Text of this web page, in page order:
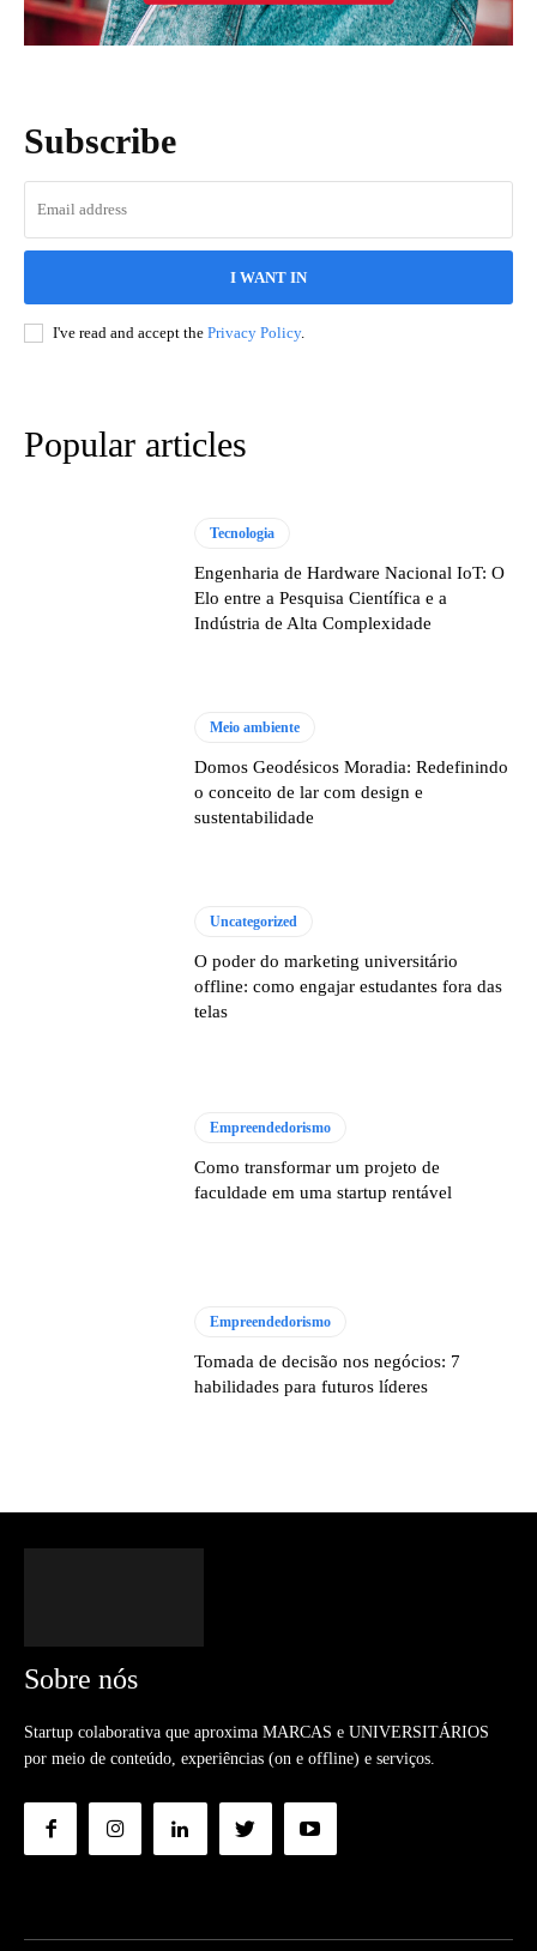
Subscribe
I WANT IN
I've read and accept the Privacy Policy.
Popular articles
Tecnologia
Engenharia de Hardware Nacional IoT: O
Elo entre a Pesquisa Científica e a
Indústria de Alta Complexidade
Meio ambiente
Domos Geodésicos Moradia: Redefinindo
o conceito de lar com design e
sustentabilidade
Uncategorized
O poder do marketing universitário
offline: como engajar estudantes fora das
telas
Empreendedorismo
Como transformar um projeto de
faculdade em uma startup rentável
Empreendedorismo
Tomada de decisão nos negócios: 7
habilidades para futuros líderes
Sobre nós
Startup colaborativa que aproxima MARCAS e UNIVERSITÁRIOS
por meio de conteúdo, experiências (on e offline) e serviços.